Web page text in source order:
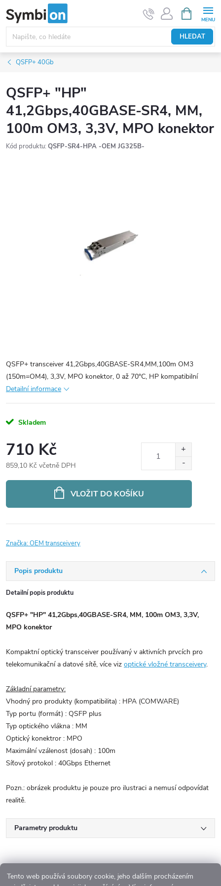
Tento web používá soubory cookie, jeho dalším procházením
na
obsah
HLEDAT
NÁKUPNÍ
KOŠÍK
QSFP+ 40Gb
QSFP+ "HP"
41,2Gbps,40GBASE-SR4, MM,
100m OM3, 3,3V, MPO konektor
Kód produktu: QSFP-SR4-HPA -OEM JG325B-
QSFP+ transceiver 41,2Gbps,40GBASE-SR4,MM,100m OM3
(150m=OM4), 3,3V, MPO konektor, 0 až 70°C, HP kompatibilní
Detailní informace
Skladem
710 Kč
859,10 Kč včetně DPH
VLOŽIT DO KOŠÍKU
Značka:OEM transceivery
Popis produktu
Detailní popis produktu
QSFP+ "HP" 41,2Gbps,40GBASE-SR4, MM, 100m OM3, 3,3V,
MPO konektor
Kompaktní optický transceiver používaný v aktivních prvcích pro
telekomunikační a datové sítě, více viz optické vložné transceivery.
Základní parametry:
Vhodný pro produkty (kompatibilita) : HPA (COMWARE)
Typ portu (formát) : QSFP plus
Typ optického vlákna : MM
Optický konektror : MPO
Maximální vzálenost (dosah) : 100m
Síťový protokol : 40Gbps Ethernet
Pozn.: obrázek produktu je pouze pro ilustraci a nemusí odpovídat
realitě.
Parametry produktu